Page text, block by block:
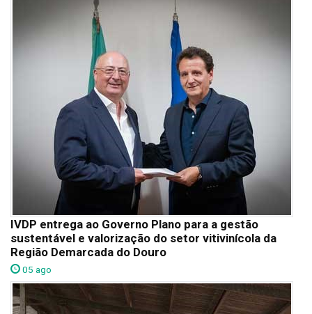
IVDP entrega ao Governo Plano para a gestão
sustentável e valorização do setor vitivinícola da
Região Demarcada do Douro
05 ago